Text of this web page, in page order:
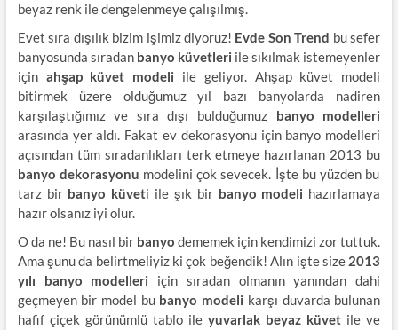
beyaz renk ile dengelenmeye çalışılmış.
Evet sıra dışılık bizim işimiz diyoruz! Evde Son Trend bu sefer
banyosunda sıradan banyo küvetleri ile sıkılmak istemeyenler
içinahşap küvet modeli ile geliyor. Ahşap küvet modeli
bitirmek üzere olduğumuz yıl bazı banyolarda nadiren
karşılaştığımız ve sıra dışı bulduğumuz banyo modelleri
arasında yer aldı. Fakat ev dekorasyonu için banyo modelleri
açısından tüm sıradanlıkları terk etmeye hazırlanan 2013 bu
banyo dekorasyonu modelini çok sevecek. İşte bu yüzden bu
tarz birbanyo küveti ile şık birbanyo modeli hazırlamaya
hazır olsanız iyi olur.
O da ne! Bu nasıl bir banyo dememek için kendimizi zor tuttuk.
Ama şunu da belirtmeliyiz ki çok beğendik! Alın işte size 2013
yılı banyo modelleri için sıradan olmanın yanından dahi
geçmeyen bir model bu banyo modeli karşı duvarda bulunan
hafif çiçek görünümlü tablo ileyuvarlak beyaz küvet ile ve